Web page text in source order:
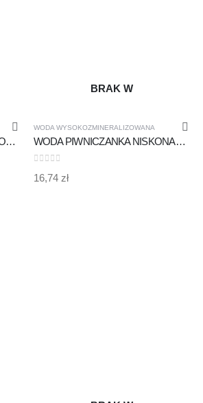
WODA PIWNICZANKA ŚREDNIONASYCONA CO2 0,33l SZKŁO /9 SZTUK WYSOKOZMINERALIZOWANA
BRAK W
WODA WYSOKOZMINERALIZOWANA
WODA PIWNICZANKA NISKONASYCONA CO2 0,33l SZKŁO /9 SZTUK WYSOKOZMINERALIZOWANA
16,74 zł